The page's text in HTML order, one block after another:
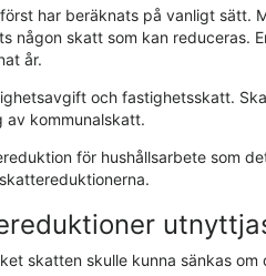
har beräknats på vanligt sätt.
någon skatt som kan reduceras.
år.
och fastighetsskatt.
kommunalskatt.
för hushållsarbete som
skatten skulle kunna sänkas om